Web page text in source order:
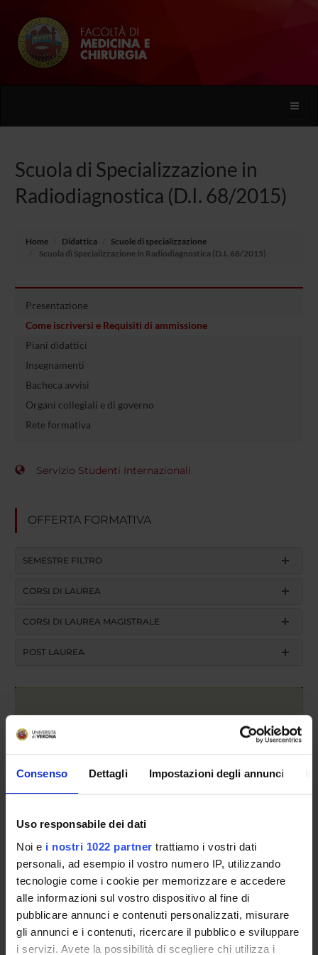
Consenso Dettagli Impostazioni degli annunci
Uso responsabile dei dati
Noi e i nostri 1022 partner trattiamo i vostri dati
personali, ad esempio il vostro numero IP, utilizzando
tecnologie come i cookie per memorizzare e accedere
alle informazioni sul vostro dispositivo al fine di
pubblicare annunci e contenuti personalizzati, misurare
gli annunci e i contenuti, ricercare il pubblico e sviluppare
i servizi. Avete la possibilità di scegliere chi utilizza i
Toggle
Scuola di Specializzazione in
Radiodiagnostica (D.I. 68/2015)
Home Didattica
Scuole di specializzazione
Scuola di Specializzazione in Radiodiagnostica (D.I. 68/2015)
Presentazione
Come iscriversi e Requisiti di ammissione
Piani didattici
Insegnamenti
Bacheca avvisi
Organi collegiali e di governo
Rete formativa
Servizio Studenti Internazionali
OFFERTA FORMATIVA
SEMESTRE FILTRO
CORSI DI LAUREA
CORSI DI LAUREA MAGISTRALE
POST LAUREA
Tipo di Accesso
programmato